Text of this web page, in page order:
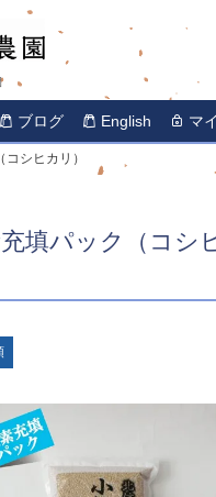
ブログ English マ
シヒカリ）
填パック（コシ